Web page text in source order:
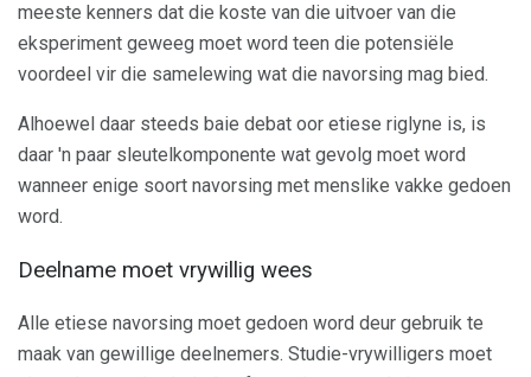
meeste kenners dat die koste van die uitvoer van die
eksperiment geweeg moet word teen die potensiële
voordeel vir die samelewing wat die navorsing mag bied.
Alhoewel daar steeds baie debat oor etiese riglyne is, is
daar 'n paar sleutelkomponente wat gevolg moet word
wanneer enige soort navorsing met menslike vakke gedoen
word.
Deelname moet vrywillig wees
Alle etiese navorsing moet gedoen word deur gebruik te
maak van gewillige deelnemers. Studie-vrywilligers moet